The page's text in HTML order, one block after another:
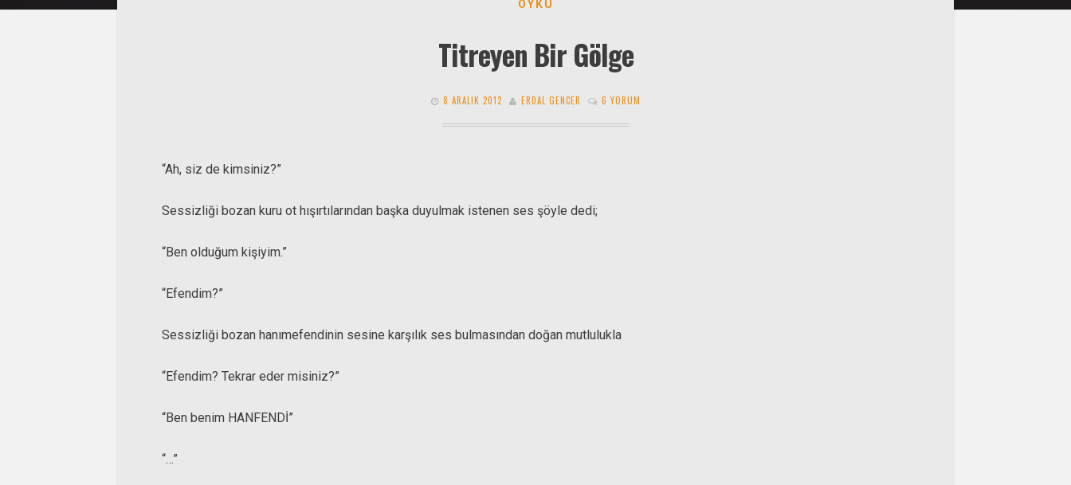
ÖYKÜ
Titreyen Bir Gölge
8 ARALIK 2012 ERDAL GENCER 6 YORUM
“Ah, siz de kimsiniz?”
Sessizliği bozan kuru ot hışırtılarından başka duyulmak istenen ses şöyle dedi;
“Ben olduğum kişiyim.”
“Efendim?”
Sessizliği bozan hanımefendinin sesine karşılık ses bulmasından doğan mutlulukla
“Efendim? Tekrar eder misiniz?”
“Ben benim HANFENDİ”
“…”